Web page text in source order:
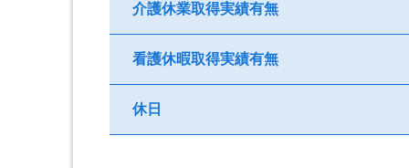
介護休業取得実績有無
看護休暇取得実績有無
休日